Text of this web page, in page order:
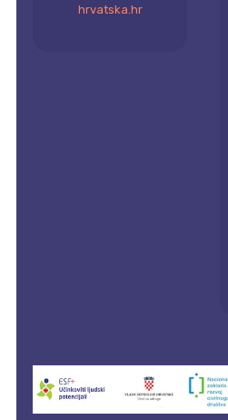
hrvatska.hr